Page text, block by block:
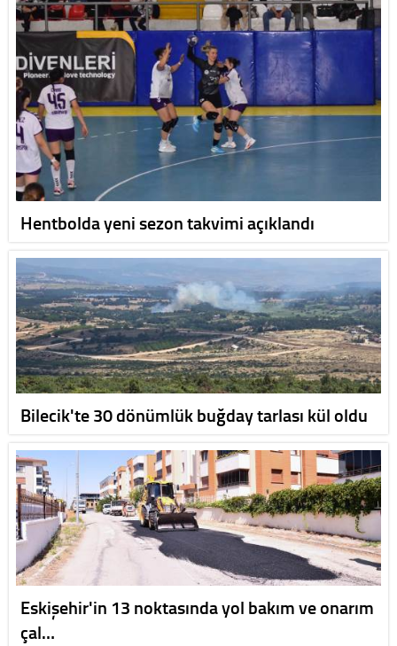
Hentbolda yeni sezon takvimi açıklandı
Bilecik'te 30 dönümlük buğday tarlası kül oldu
Eskişehir'in 13 noktasında yol bakım ve onarım
çal…